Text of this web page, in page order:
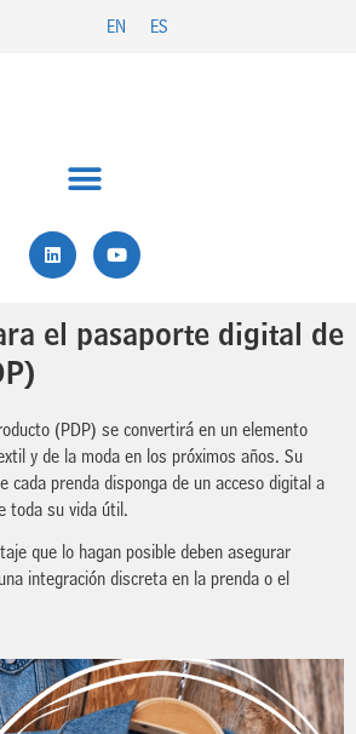
EN ES
L
i
n
d
i
Y
o
u
b
e
el pasaporte digital de
(PDP) se convertirá en un elemento
y de la moda en los próximos años. Su
cada prenda disponga de un acceso digital a
toda su vida útil.
que lo hagan posible deben asegurar
integración discreta en la prenda o el